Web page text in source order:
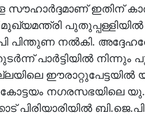
സൗഹാര്‍ദ്ദമാണ് ഇതിന്
പിന്തുണ നല്‍കി.
പാര്‍ട്ടിയില്‍
കോട്ടയം നഗരസഭയിലെ
പിരിയാരിയില്‍